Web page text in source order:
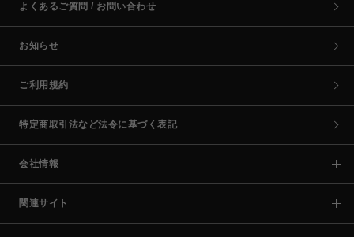
よくあるご質問 / お問い合わせ
お知らせ
ご利用規約
特定商取引法など法令に基づく表記
会社情報
関連サイト